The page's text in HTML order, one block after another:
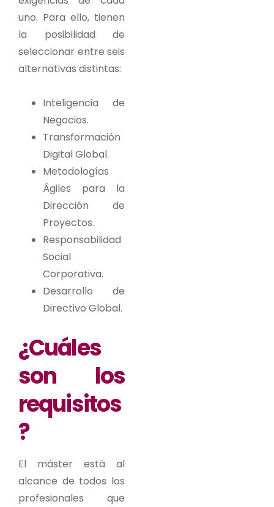
uno. Para ello, tienen
la posibilidad de
seleccionar entre seis
alternativas distintas:
Inteligencia de
Negocios.
Transformación
Digital Global.
Metodologías
Ágiles para la
Dirección de
Proyectos.
Responsabilidad
Social
Corporativa.
Desarrollo de
Directivo Global.
¿Cuáles
son los
requisitos
?
El máster está al
alcance de todos los
profesionales que